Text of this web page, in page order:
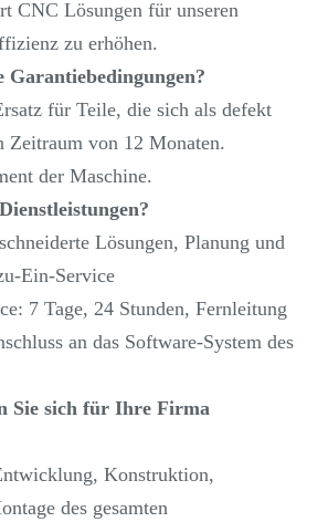
CNC Lösungen für unseren
zu erhöhen.
Garantiebedingungen?
für Teile, die sich als defekt
Zeitraum von 12 Monaten.
der Maschine.
Lösungen, Planung und
Ein-Service
7 Tage, 24 Stunden, Fernleitung
an das Software-System des
Sie sich für Ihre Firma
Konstruktion,
des gesamten